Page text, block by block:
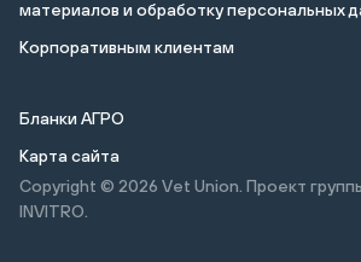
материалов и обработку персональных
Корпоративным клиентам
Бланки АГРО
Карта сайта
Copyright © 2026 Vet Union. Проект
INVITRO.